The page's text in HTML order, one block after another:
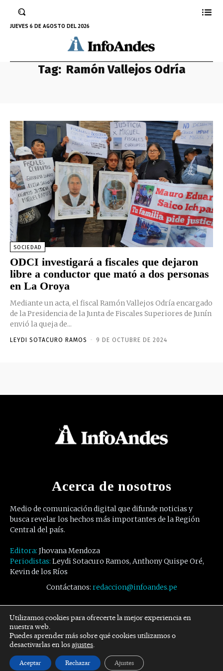
JUEVES 6 DE AGOSTO DEL 2026
Tag: Ramón Vallejos Odría
SOCIEDAD
ODCI investigará a fiscales que dejaron
libre a conductor que mató a dos personas
en La Oroya
Mediante un acta, el fiscal Ramón Vallejos Odría encargado
de la Presidencia de la Junta de Fiscales Superiores de Junín
envió la queja de...
LEYDI SOTACURO RAMOS - 9 DE OCTUBRE DE 2024
Acerca de nosotros
Medio de comunicación digital que difunde noticias y
busca revelar los hechos más importantes de la Región
Central del país.
Editora: Jhovana Mendoza
Periodistas: Leydi Sotacuro Ramos, Anthony Quispe Oré,
Kevin de los Ríos
Contáctanos: redaccion@infoandes.pe
Síguenos
Facebook Twitter Youtube
Utilizamos cookies para ofrecerte la mejor experiencia en
nuestra web.
Puedes aprender más sobre qué cookies utilizamos o
desactivarlas en losajustes.
Aceptar Rechazar Ajustes